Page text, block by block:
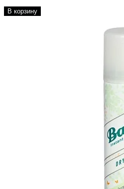
В корзину